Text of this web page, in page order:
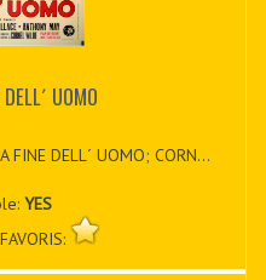
UOMO
FINE DELL´ UOMO; CORN...
YES